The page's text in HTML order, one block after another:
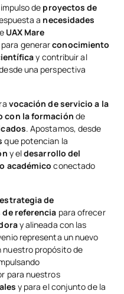
de proyectos de
a necesidades
UAX Mare
generarconocimiento
y contribuir al
una perspectiva
vocación de servicio a la
con la formación de
. Apostamos, desde
que potencian la
y eldesarrollo del
académico conectado
estrategia de
referencia para ofrecer
y alineada con las
representa un nuevo
nuestro propósito de
para nuestros
y para el conjunto de la